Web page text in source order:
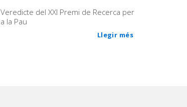
Veredicte del XXI Premi de Recerca per
a la Pau
Llegir més